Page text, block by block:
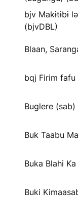
bjv Makɨtɨbɨ
(bjvDBL)
Blaan,
bqj Firim fafu
Buglere (sab)
Buk Taabu
Buka Blahi
Buki